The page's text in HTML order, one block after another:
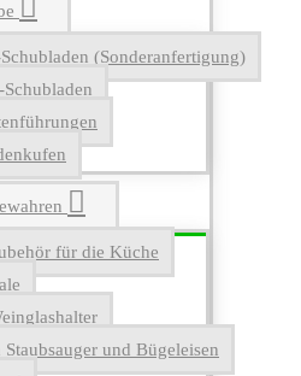
(Sonderanfertigung)
für die Küche
und Bügeleisen